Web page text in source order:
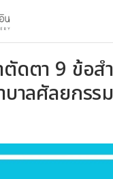
ดตา 9 ข้อ
บาลศัลยกรร